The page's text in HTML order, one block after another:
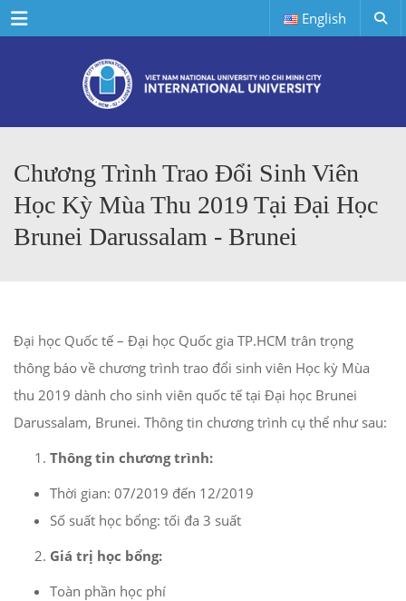
Menu English
Chương Trình Trao Đổi Sinh Viên
Học Kỳ Mùa Thu 2019 Tại Đại Học
Brunei Darussalam - Brunei
Đại học Quốc tế – Đại học Quốc gia TP.HCM trân trọng
thông báo về chương trình trao đổi sinh viên Học kỳ Mùa
thu 2019 dành cho sinh viên quốc tế tại Đại học Brunei
Darussalam, Brunei. Thông tin chương trình cụ thể như sau:
Thông tin chương trình:
Thời gian: 07/2019 đến 12/2019
Số suất học bổng: tối đa 3 suất
Giá trị học bổng:
Toàn phần học phí